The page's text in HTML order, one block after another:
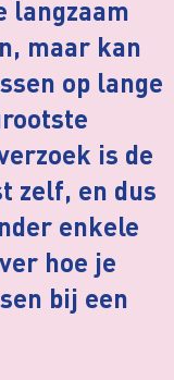
langzaam
maar kan
op lange
is de
zelf, en dus
enkele
hoe je
bij een